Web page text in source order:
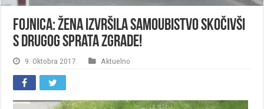
Fojnica: Žena izvršila samoubistvo skočivši
s drugog sprata zgrade!
9. Oktobra 2017. Aktuelno